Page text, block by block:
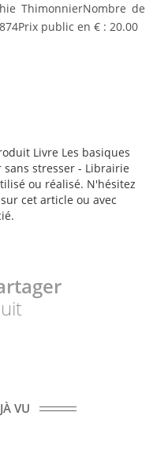
ThimonnierNombre de
Prix public en € : 20.00
Livre Les basiques
stresser - Librairie
ou réalisé. N'hésitez
cet article ou avec
VU